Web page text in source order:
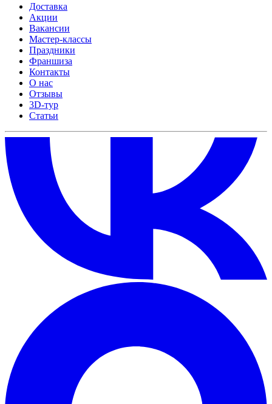
Доставка
Акции
Вакансии
Мастер-классы
Праздники
Франшиза
Контакты
О нас
Отзывы
3D-тур
Статьи